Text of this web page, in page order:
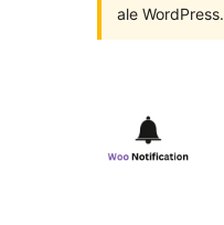
ale WordPress.